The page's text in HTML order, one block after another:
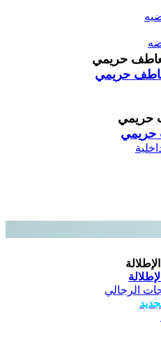
حريمي
حريمي
حريمي
حريمي
الرجالي